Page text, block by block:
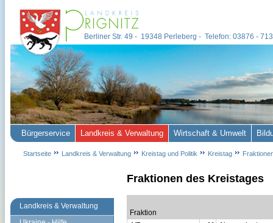
Landkreis & Verwaltung
Fraktionen des Kreistages
Fraktion
Berliner Str. 49 - 19348 Perleberg - Telefon: 03876 -
Bürgerservice Landkreis & Verwaltung Wirtschaft & Umwelt
Startseite Landkreis & Verwaltung Kreistag und Politik Kreistag